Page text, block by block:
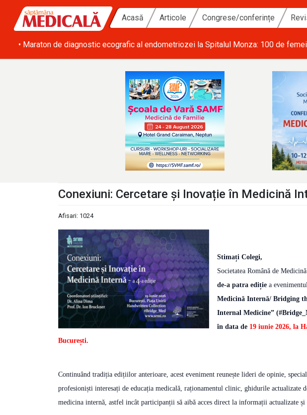
Acasă Articole Congrese/conferințe
într-o singură zi • SRATI solicită măsuri urgente pentru acoperirea deficitului de
Conexiuni: Cercetare și Inovație în Medicină
Afisari: 1024
Stimați Colegi,
Societatea Română de
de-a patra ediție a
Medicină Internă/ Bridging
Internal Medicine”
în data de 19 iunie 2026, la
București.
Continuând tradiția edițiilor anterioare, acest eveniment reunește lideri de opinie,
profesioniști interesați de educația medicală, raționamentul clinic, ghidurile actualizate
medicina internă, astfel incât participanții să aibă acces direct la informații actualizate